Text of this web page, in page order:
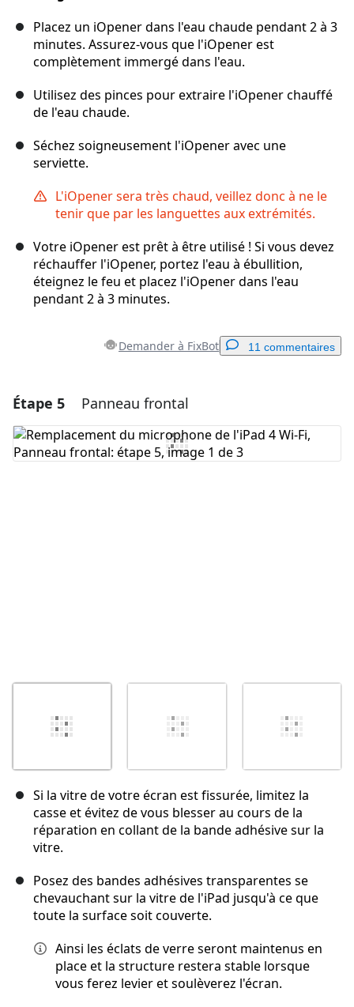
Placez un iOpener dans l'eau chaude pendant 2 à 3
minutes. Assurez-vous que l'iOpener est
complètement immergé dans l'eau.
Utilisez des pinces pour extraire l'iOpener chauffé
de l'eau chaude.
Séchez soigneusement l'iOpener avec une
serviette.
L'iOpener sera très chaud, veillez donc à ne le
tenir que par les languettes aux extrémités.
Votre iOpener est prêt à être utilisé ! Si vous devez
réchauffer l'iOpener, portez l'eau à ébullition,
éteignez le feu et placez l'iOpener dans l'eau
pendant 2 à 3 minutes.
Demander à FixBot 11 commentaires
Ajouter un commentaire
Ajouter un commentaire
Étape 5 Panneau frontal
Si la vitre de votre écran est fissurée, limitez la
casse et évitez de vous blesser au cours de la
réparation en collant de la bande adhésive sur la
vitre.
Posez des bandes adhésives transparentes se
chevauchant sur la vitre de l'iPad jusqu'à ce que
toute la surface soit couverte.
Ainsi les éclats de verre seront maintenus en
place et la structure restera stable lorsque
vous ferez levier et soulèverez l'écran.